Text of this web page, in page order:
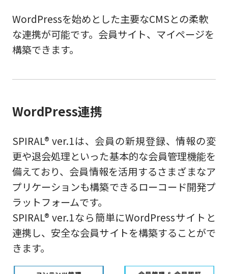
WordPressを始めとした主要なCMSとの柔軟
な連携が可能です。会員サイト、マイページを
構築できます。
WordPress連携
SPIRAL® ver.1は、会員の新規登録、情報の変
更や退会処理といった基本的な会員管理機能を
備えており、会員情報を活用するさまざまなア
プリケーションも構築できるローコード開発プ
ラットフォームです。
SPIRAL® ver.1なら簡単にWordPressサイトと
連携し、安全な会員サイトを構築することがで
きます。